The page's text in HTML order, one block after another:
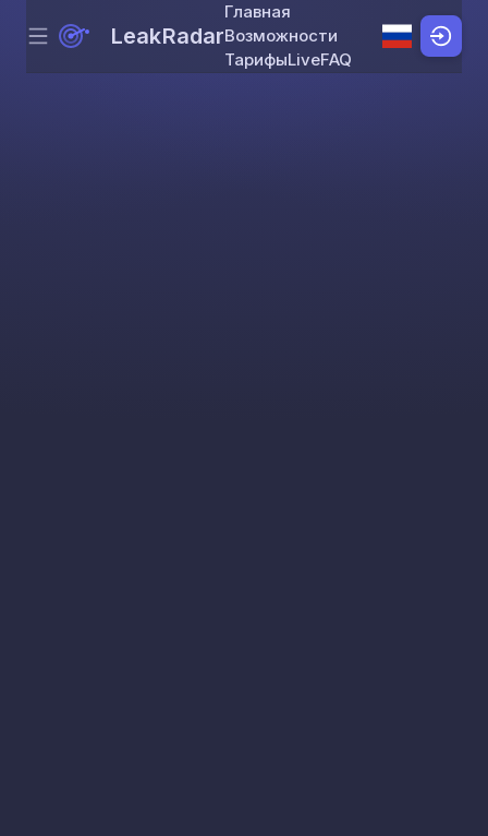
Skip to content
Menu LeakRadar
Главная
Возможности
ТарифыLiveFAQ